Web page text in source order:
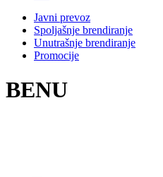
Javni prevoz
Spoljašnje brendiranje
Unutrašnje brendiranje
Promocije
BENU